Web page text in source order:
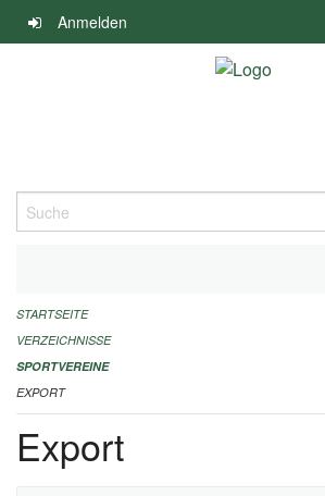
Navigation
überspringen
Anmelden
Suche
ALLGEMEINE INFORMATIONEN
FINANZIELLE UNTERSTÜTZUNG BENÖTIGT?
KONTAKT
STARTSEITE
VERZEICHNISSE
SPORTVEREINE
EXPORT
Export